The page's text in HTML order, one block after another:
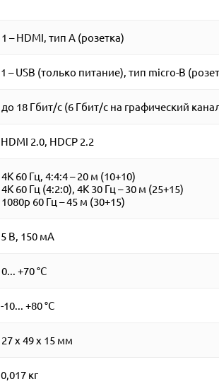
1 – HDMI, тип А (розетка)
1 – USB (только питание), тип micro-B
до 18 Гбит/с (6 Гбит/с на графический
HDMI 2.0, HDCP 2.2
4K 60 Гц, 4:4:4 – 20 м (10+10)
4K 60 Гц (4:2:0), 4K 30 Гц – 30 м (25+15)
1080p 60 Гц – 45 м (30+15)
5 В, 150 мА
0... +70 °С
-10... +80 °С
27 x 49 x 15 мм
0,017 кг